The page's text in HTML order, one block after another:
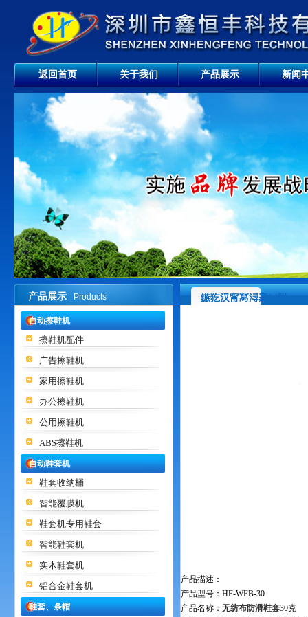
返回首页 关于我们 产品展示 新闻
产品展示 Products
自动擦鞋机
擦鞋机配件
广告擦鞋机
家用擦鞋机
办公擦鞋机
公用擦鞋机
ABS擦鞋机
自动鞋套机
鞋套收纳桶
智能覆膜机
鞋套机专用鞋套
智能鞋套机
实木鞋套机
铝合金鞋套机
鞋套、条帽
鏃犵汉甯冩潯褰㈠附
产品描述：
产品型号：HF-WFB-30
产品名称： 无纺布防滑鞋套30克